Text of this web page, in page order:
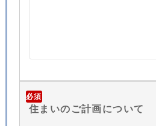
必須
住まいのご計画について